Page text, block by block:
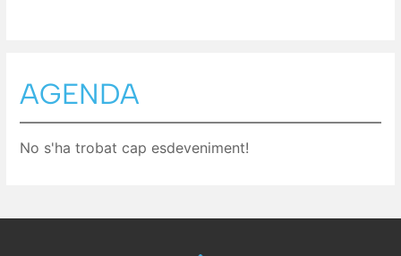
AGENDA
No s'ha trobat cap esdeveniment!